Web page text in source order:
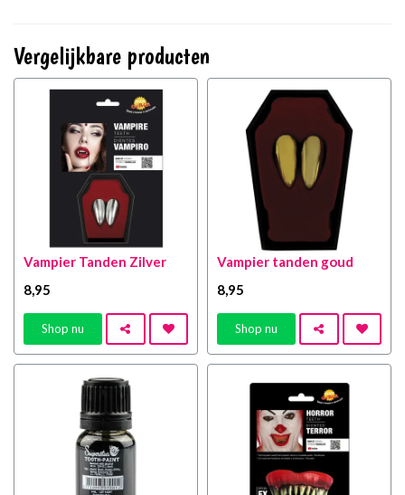
Vergelijkbare producten
Vampier Tanden Zilver
8,95
Shop nu
Vampier tanden goud
8,95
Shop nu